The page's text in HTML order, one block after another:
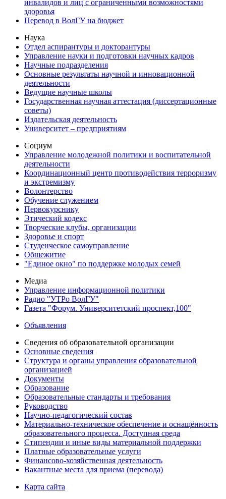
инвалидов и лиц с ограниченными возможностями
здоровья
Перевод в ВолГУ на бюджет
Наука
Отдел аспирантуры и докторантуры
Управление науки и подготовки научных кадров
Научные подразделения
Основные результаты научной и инновационной
деятельности
Ведущие научные школы
Государственная научная аттестация (диссертационные
советы)
Издательская деятельность
Университет – предприятиям
Социум
Управление молодежной политики и воспитательной
деятельности
Координационный центр противодействия терроризму
и экстремизму
Волонтерство
Обучение служением
Первокурснику
Этический кодекс
Творческие клубы, организации
Здоровье и спорт
Студенческое самоуправление
Общежитие
"Единое окно" по поддержке молодых семей
Медиа
Управление информационной политики
Радио "УТРо ВолГУ"
Газета "Форум. Университетский проспект,100"
Объявления
Сведения об образовательной организации
Основные сведения
Структура и органы управления образовательной
организацией
Документы
Образование
Образовательные стандарты и требования
Руководство
Научно-педагогический состав
Материально-техническое обеспечение и оснащённость
образовательного процесса. Доступная среда
Стипендии и иные виды материальной поддержки
Платные образовательные услуги
Финансово-хозяйственная деятельность
Вакантные места для приема (перевода)
Карта сайта